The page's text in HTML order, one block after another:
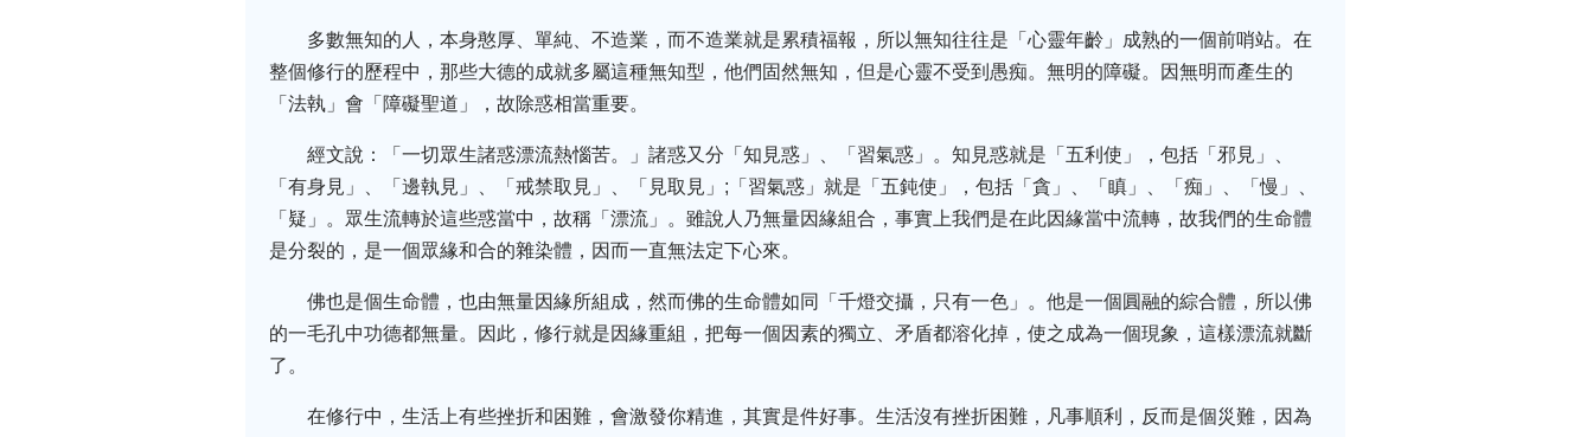
多數無知的人，本身憨厚、單純、不造業，而不造業就是累積福報，所以無知往往是「心靈年齡」成熟的一個前哨站。在
整個修行的歷程中，那些大德的成就多屬這種無知型，他們固然無知，但是心靈不受到愚痴。無明的障礙。因無明而產生的
「法執」會「障礙聖道」，故除惑相當重要。
經文說：「一切眾生諸惑漂流熱惱苦。」諸惑又分「知見惑」、「習氣惑」。知見惑就是「五利使」，包括「邪見」、
「有身見」、「邊執見」、「戒禁取見」、「見取見」;「習氣惑」就是「五鈍使」，包括「貪」、「瞋」、「痴」、「慢」、
「疑」。眾生流轉於這些惑當中，故稱「漂流」。雖說人乃無量因緣組合，事實上我們是在此因緣當中流轉，故我們的生命體
是分裂的，是一個眾緣和合的雜染體，因而一直無法定下心來。
佛也是個生命體，也由無量因緣所組成，然而佛的生命體如同「千燈交攝，只有一色」。他是一個圓融的綜合體，所以佛
的一毛孔中功德都無量。因此，修行就是因緣重組，把每一個因素的獨立、矛盾都溶化掉，使之成為一個現象，這樣漂流就斷
了。
在修行中，生活上有些挫折和困難，會激發你精進，其實是件好事。生活沒有挫折困難，凡事順利，反而是個災難，因為